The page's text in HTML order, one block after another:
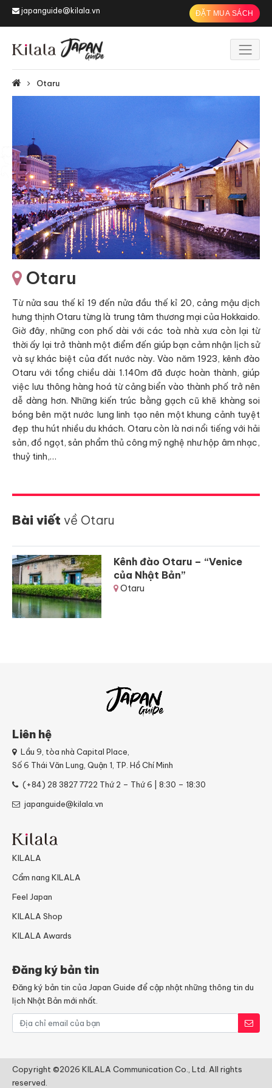
japanguide@kilala.vn ĐẶT MUA SÁCH
Otaru
Otaru
Từ nửa sau thế kỉ 19 đến nửa đầu thế kỉ 20, cảng mậu dịch
hưng thịnh Otaru từng là trung tâm thương mại của Hokkaido.
Giờ đây, những con phố dài với các toà nhà xưa còn lại từ
thời ấy lại trở thành một điểm đến giúp bạn cảm nhận lịch sử
và sự khác biệt của đất nước này. Vào năm 1923, kênh đào
Otaru với tổng chiều dài 1.140m đã được hoàn thành, giúp
việc lưu thông hàng hoá từ cảng biển vào thành phố trở nên
dễ dàng hơn. Những kiến trúc bằng gạch cũ khẽ khàng soi
bóng bên mặt nước lung linh tạo nên một khung cảnh tuyệt
đẹp thu hút nhiều du khách. Otaru còn là nơi nổi tiếng với hải
sản, đồ ngọt, sản phẩm thủ công mỹ nghệ như hộp âm nhạc,
thuỷ tinh,…
Bài viết về Otaru
Kênh đào Otaru – “Venice
của Nhật Bản”
Otaru
Liên hệ
Lầu 9, tòa nhà Capital Place,
Số 6 Thái Văn Lung, Quận 1, TP. Hồ Chí Minh
(+84) 28 3827 7722 Thứ 2 – Thứ 6 | 8:30 – 18:30
japanguide@kilala.vn
KILALA
Cẩm nang KILALA
Feel Japan
KILALA Shop
KILALA Awards
Đăng ký bản tin
Đăng ký bản tin của Japan Guide để cập nhật những thông tin du
lịch Nhật Bản mới nhất.
Copyright ©2026 KILALA Communication Co., Ltd. All rights
reserved.